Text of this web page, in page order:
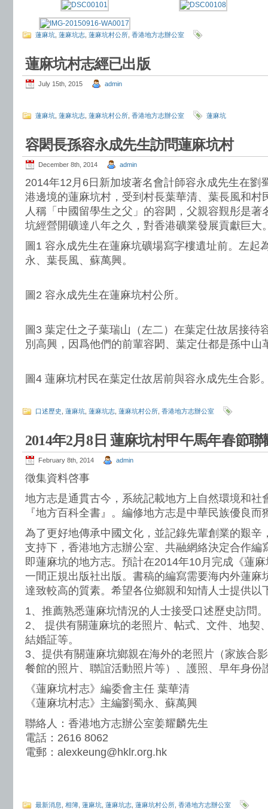
蓮麻坑 蓮麻坑志 蓮麻坑村公所 香港地方志辦公室
蓮麻坑村志經已出版
July 15th, 2015 admin
蓮麻坑 蓮麻坑志 蓮麻坑村公所 香港地方志辦公室 蓮麻坑
容閎長孫容永成先生訪問蓮麻坑村
December 8th, 2014 admin
2014年12月6日新加坡著名會計師容永成先生在劉
港邊境的蓮麻坑村，受到村長葉華清、葉長風和村
人稱「中國留學生之父」的容閎，父親容覲彤是著
坑經營開礦達八年之久，對香港礦業發展貢獻巨大
圖1 容永成先生在蓮麻坑礦場寫字樓遺址前。左起
永、葉長風、蘇萬興。
圖2 容永成先生在蓮麻坑村公所。
圖3 葉定仕之子葉瑞山（左二）在葉定仕故居接待
別高興，因爲他們的前輩容閎、葉定仕都是孫中山
圖4 蓮麻坑村民在葉定仕故居前與容永成先生合影
口述歷史 蓮麻坑 蓮麻坑志 蓮麻坑村公所 香港地方志辦公室
2014年2月8日 蓮麻坑村甲午馬年春節
February 8th, 2014 admin
徵集資料啓事
地方志是通貫古今，系統記載地方上自然環境和社
『地方百科全書』。編修地方志是中華民族優良而
為了更好地傳承中國文化，並記錄先輩創業的艱辛
支持下，香港地方志辦公室、共融網絡決定合作編
即蓮麻坑的地方志。預計在2014年10月完成《蓮
一間正規出版社出版。書稿的編寫需要海内外蓮麻
達致較高的質素。希望各位鄉親和知情人士提供以
1、推薦熟悉蓮麻坑情況的人士接受口述歷史訪問。
2、 提供有關蓮麻坑的老照片、帖式、文件、地契
結婚証等。
3、提供有關蓮麻坑鄉親在海外的老照片（家族合
餐館的照片、聯誼活動照片等）、護照、早年身份
《蓮麻坑村志》編委會主任 葉華清
《蓮麻坑村志》主編劉蜀永、蘇萬興
聯絡人：香港地方志辦公室姜耀麟先生
電話：2616 8062
電郵： alexkeung@hklr.org.hk
最新消息 相簿 蓮麻坑 蓮麻坑志 蓮麻坑村公所 香港地方志辦公室